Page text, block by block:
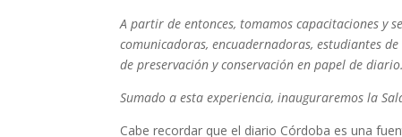
A partir de entonces, tomamos capacitaciones y
comunicadoras, encuadernadoras, estudiantes
de preservación y conservación en papel de
Sumado a esta experiencia, inauguraremos la
Cabe recordar que el diario Córdoba es una